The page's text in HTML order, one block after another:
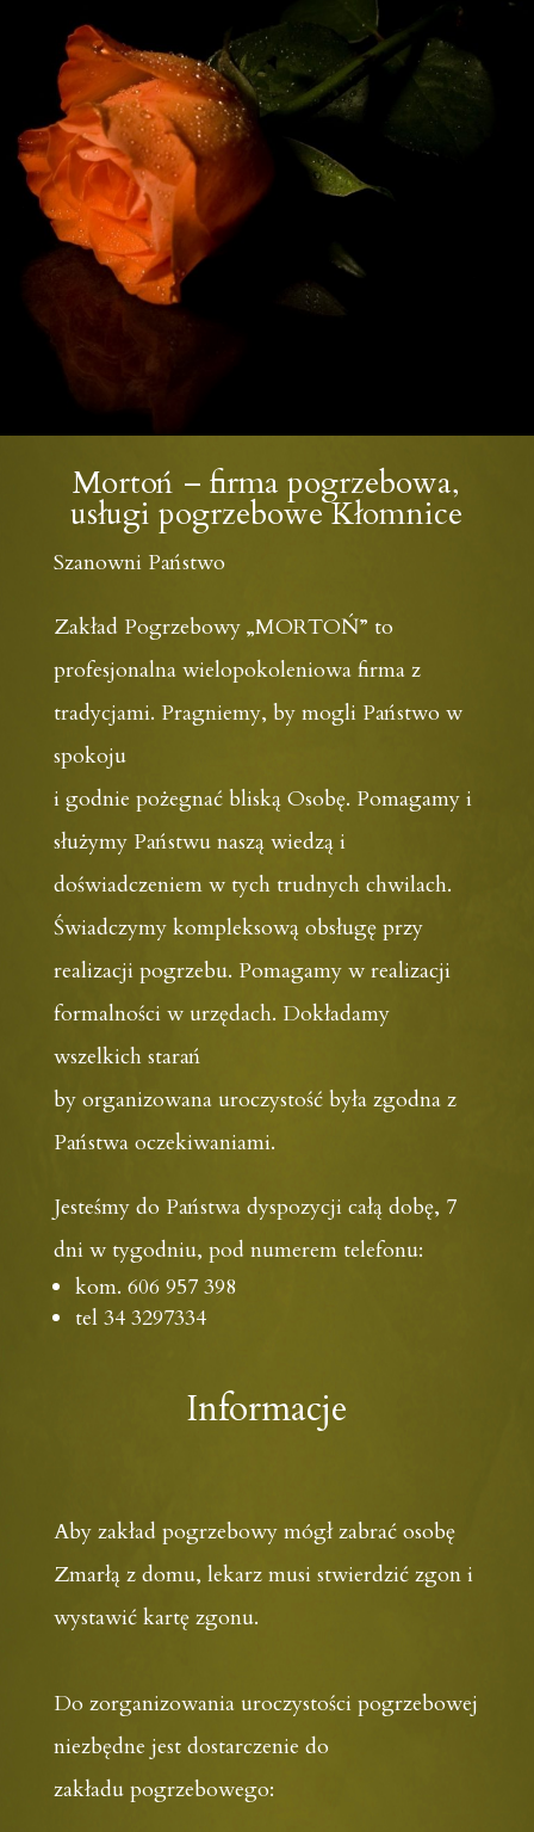
Mortoń – firma pogrzebowa,
usługi pogrzebowe Kłomnice
Szanowni Państwo
Zakład Pogrzebowy „MORTOŃ” to
profesjonalna wielopokoleniowa firma z
tradycjami. Pragniemy, by mogli Państwo w
spokoju
i godnie pożegnać bliską Osobę. Pomagamy i
służymy Państwu naszą wiedzą i
doświadczeniem w tych trudnych chwilach.
Świadczymy kompleksową obsługę przy
realizacji pogrzebu. Pomagamy w realizacji
formalności w urzędach. Dokładamy
wszelkich starań
by organizowana uroczystość była zgodna z
Państwa oczekiwaniami.
Jesteśmy do Państwa dyspozycji całą dobę, 7
dni w tygodniu, pod numerem telefonu:
kom. 606 957 398
tel 34 3297334
Informacje
Aby zakład pogrzebowy mógł zabrać osobę
Zmarłą z domu, lekarz musi stwierdzić zgon i
wystawić kartę zgonu.
Do zorganizowania uroczystości pogrzebowej
niezbędne jest dostarczenie do
zakładu pogrzebowego: